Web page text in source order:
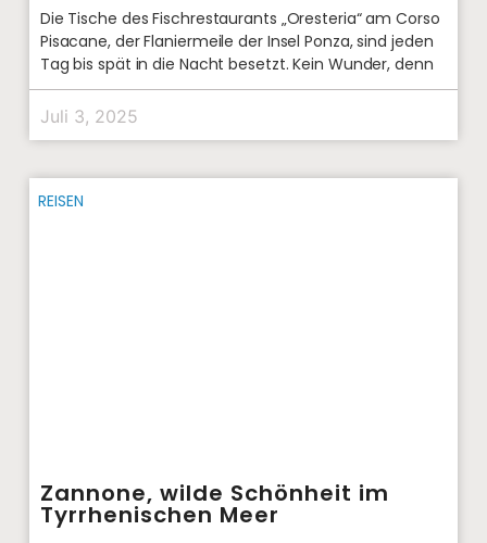
Die Tische des Fischrestaurants „Oresteria“ am Corso
Pisacane, der Flaniermeile der Insel Ponza, sind jeden
Tag bis spät in die Nacht besetzt. Kein Wunder, denn
Juli 3, 2025
REISEN
Zannone, wilde Schönheit im
Tyrrhenischen Meer